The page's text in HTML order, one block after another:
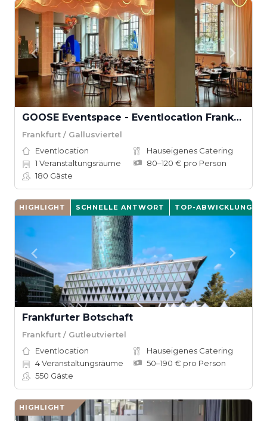
GOOSE Eventspace - Eventlocation Frankfurt
Frankfurt / Gallusviertel
Eventlocation
Hauseigenes Catering
1 Veranstaltungsräume
80–120 € pro Person
180 Gäste
HIGHLIGHT SCHNELLE ANTWORT TOP-ABWICKLUNG
Frankfurter Botschaft
Frankfurt / Gutleutviertel
Eventlocation
Hauseigenes Catering
4Veranstaltungsräume
50–190 € pro Person
550 Gäste
HIGHLIGHT